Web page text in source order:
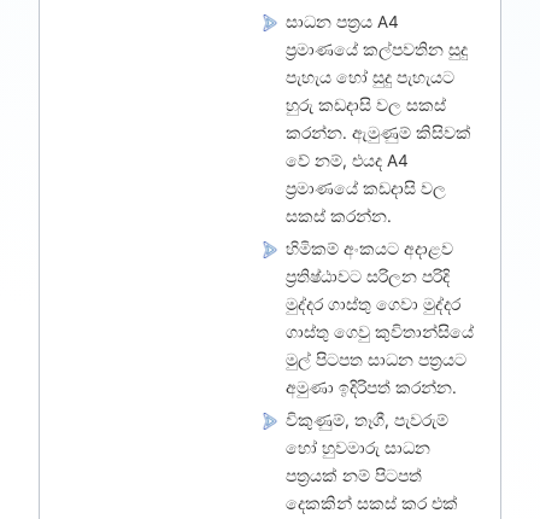
සාධන පත්‍රය A4
ප්‍රමාණයේ කල්පවතින සුදු
පැහැය හෝ සුදු පැහැයට
හුරු කඩදාසි වල සකස්
කරන්න. ඇමුණුම් කිසිවක්
වේ නම්, එයද A4
ප්‍රමාණයේ කඩදාසි වල
සකස් කරන්න.
හිමිකම් අංකයට අදාළව
ප්‍රතිෂ්ඨාවට සරිලන පරිදි
මුද්දර ගාස්තු ගෙවා මුද්දර
ගාස්තු ගෙවු කුවිතාන්සියේ
මුල් පිටපත සාධන පත්‍රයට
අමුණා ඉදිරිපත් කරන්න.
විකුණුම්, තෑගී, පැවරුම්
හෝ හුවමාරු සාධන
පත්‍රයක් නම් පිටපත්
දෙකකින් සකස් කර එක්